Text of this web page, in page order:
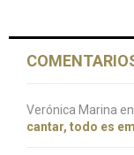
Verónica Marina en
cantar, todo es